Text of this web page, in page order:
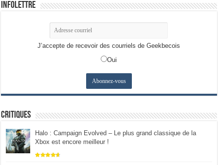
Infolettre
J’accepte de recevoir des courriels de Geekbecois
Oui
Critiques
Halo : Campaign Evolved – Le plus grand classique de la
Xbox est encore meilleur !